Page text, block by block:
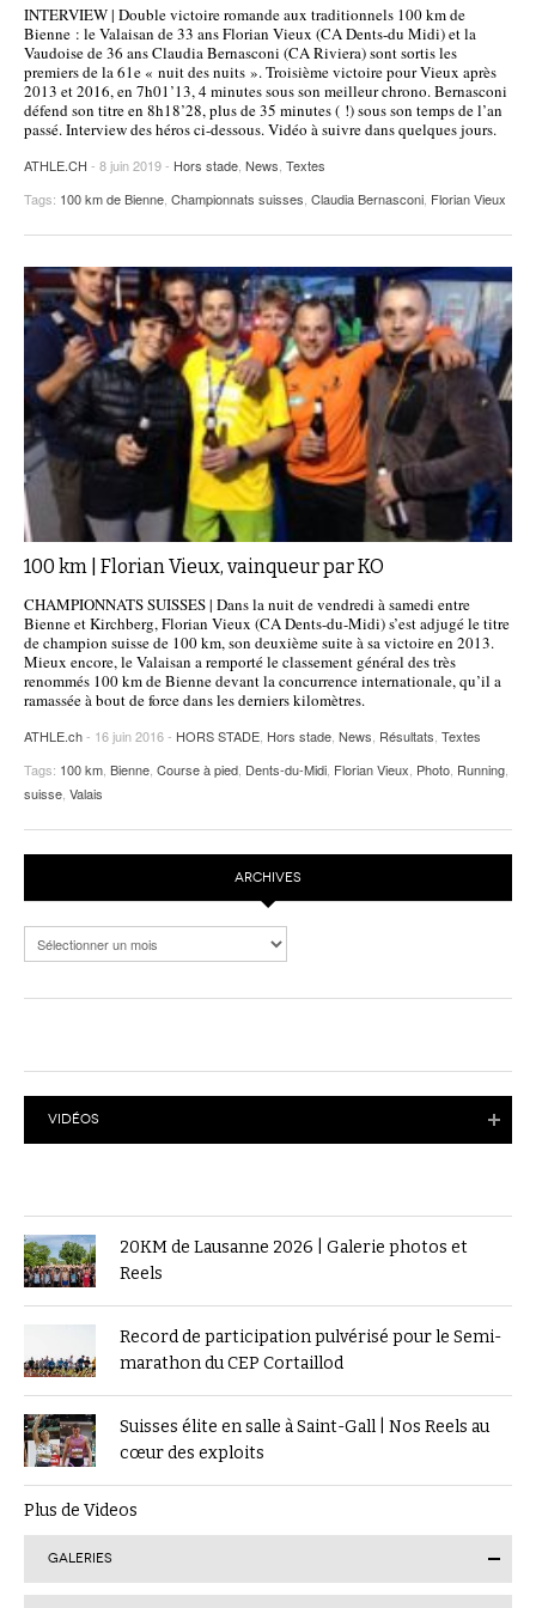
POURQUOI ATHLE.CH ?
ATHLE.CH RÉGIONS | VAUD
HIGHLIGHTS
LIVRES
INTERVIEW | Double victoire romande aux traditionnels 100 km de
Bienne : le Valaisan de 33 ans Florian Vieux (CA Dents-du Midi) et la
Vaudoise de 36 ans Claudia Bernasconi (CA Riviera) sont sortis les
premiers de la 61e « nuit des nuits ». Troisième victoire pour Vieux après
2013 et 2016, en 7h01’13, 4 minutes sous son meilleur chrono. Bernasconi
défend son titre en 8h18’28, plus de 35 minutes ( !) sous son temps de l’an
passé. Interview des héros ci-dessous. Vidéo à suivre dans quelques jours.
ATHLE.CH - 8 juin 2019 - Hors stade News Textes
Tags: 100 km de Bienne Championnats suisses Claudia Bernasconi Florian Vieux
100 km | Florian Vieux, vainqueur par KO
CHAMPIONNATS SUISSES | Dans la nuit de vendredi à samedi entre
Bienne et Kirchberg, Florian Vieux (CA Dents-du-Midi) s’est adjugé le titre
de champion suisse de 100 km, son deuxième suite à sa victoire en 2013.
Mieux encore, le Valaisan a remporté le classement général des très
renommés 100 km de Bienne devant la concurrence internationale, qu’il a
ramassée à bout de force dans les derniers kilomètres.
ATHLE.ch- 16 juin 2016 - HORS STADE Hors stade News Résultats Textes
Tags: 100 km Bienne Course à pied Dents-du-Midi Florian Vieux Photo Running
suisse Valais
ARCHIVES
Archives
VIDÉOS
20KM de Lausanne 2026 | Galerie photos et
Reels
Record de participation pulvérisé pour le Semi-
marathon du CEP Cortaillod
Suisses élite en salle à Saint-Gall | Nos Reels au
cœur des exploits
Plus de Videos
GALERIES